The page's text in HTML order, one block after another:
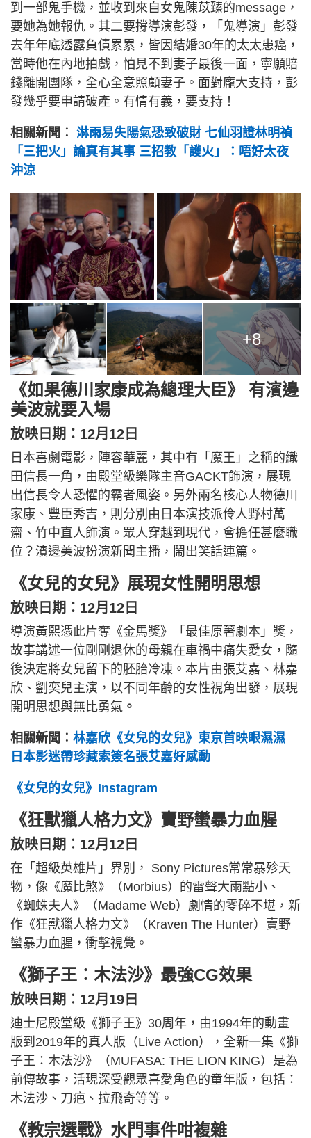
到一部鬼手機，並收到來自女鬼陳苡臻的message，
要她為她報仇。其二要撐導演彭發，「鬼導演」彭發
去年年底透露負債累累，皆因結婚30年的太太患癌，
當時他在內地拍戲，怕見不到妻子最後一面，寧願賠
錢離開團隊，全心全意照顧妻子。面對龐大支持，彭
發幾乎要申請破產。有情有義，要支持！
相關新聞︰ 淋雨易失陽氣恐致破財 七仙羽證林明禎
「三把火」論真有其事 三招教「護火」：唔好太夜
沖涼
+8
《如果德川家康成為總理大臣》 有濱邊
美波就要入場
放映日期：12月12日
日本喜劇電影，陣容華麗，其中有「魔王」之稱的織
田信長一角，由殿堂級樂隊主音GACKT飾演，展現
出信長令人恐懼的霸者風姿。另外兩名核心人物德川
家康、豐臣秀吉，則分別由日本演技派伶人野村萬
齋、竹中直人飾演。眾人穿越到現代，會擔任甚麼職
位？濱邊美波扮演新聞主播，鬧出笑話連篇。
《女兒的女兒》展現女性開明思想
放映日期：12月12日
導演黃熙憑此片奪《金馬獎》「最佳原著劇本」獎，
故事講述一位剛剛退休的母親在車禍中痛失愛女，隨
後決定將女兒留下的胚胎冷凍。本片由張艾嘉、林嘉
欣、劉奕兒主演，以不同年齡的女性視角出發，展現
開明思想與無比勇氣 。
相關新聞︰ 林嘉欣《女兒的女兒》東京首映眼濕濕
日本影迷帶珍藏索簽名張艾嘉好感動
《女兒的女兒》Instagram
《狂獸獵人格力文》賣野蠻暴力血腥
放映日期︰12月12日
在「超級英雄片」界別， Sony Pictures常常暴殄天
物，像《魔比煞》（Morbius）的雷聲大雨點小、
《蜘蛛夫人》（Madame Web）劇情的零碎不堪，新
作《狂獸獵人格力文》（Kraven The Hunter）賣野
蠻暴力血腥，衝擊視覺。
《獅子王︰木法沙》最強CG效果
放映日期︰12月19日
迪士尼殿堂級《獅子王》30周年，由1994年的動畫
版到2019年的真人版（Live Action），全新一集《獅
子王：木法沙》（MUFASA: THE LION KING）是為
前傳故事，活現深受觀眾喜愛角色的童年版，包括：
木法沙、刀疤、拉飛奇等等。
《教宗選戰》水門事件咁複雜